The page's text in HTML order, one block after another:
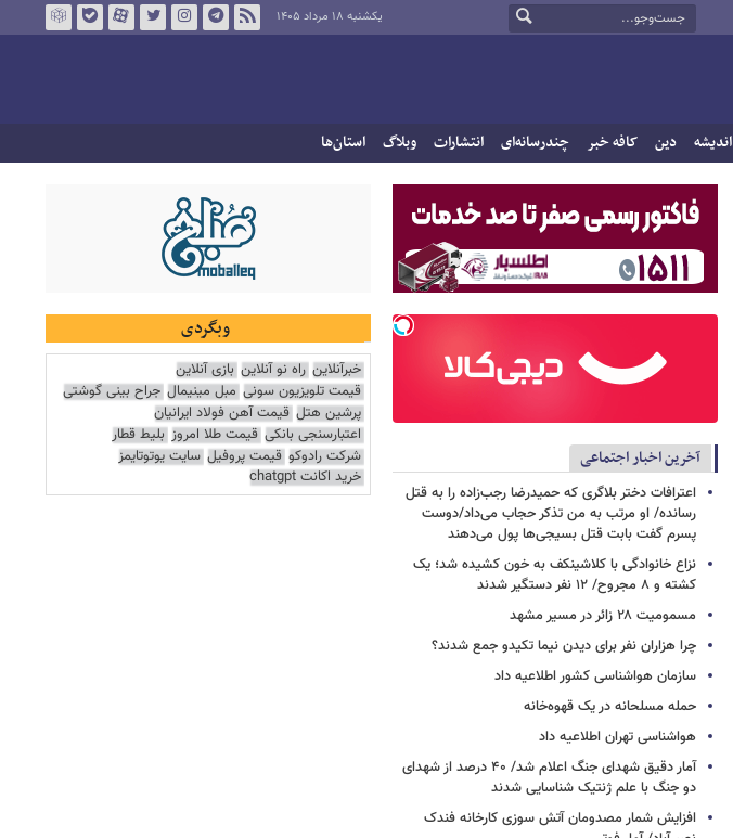
یکشنبه ۱۸ مرداد ۱۴۰۵
اندیشه دین کافه خبر چندرسانه‌ای انتشارات وبلاگ استان‌ها
آخرین اخبار اجتماعی
اعترافات دختر بلاگری که حمیدرضا رجب‌زاده را به قتل
رسانده/ او مرتب به من تذکر حجاب می‌داد/دوست
پسرم گفت بابت قتل بسیجی‌ها پول می‌دهند
نزاع خانوادگی با کلاشینکف به خون کشیده شد؛ یک
کشته و ۸ مجروح/ ۱۲ نفر دستگیر شدند
مسمومیت ۲۸ زائر در مسیر مشهد
چرا هزاران نفر برای دیدن نیما تکیدو جمع شدند؟
سازمان هواشناسی کشور اطلاعیه داد
حمله مسلحانه در یک قهوه‌خانه
هواشناسی تهران اطلاعیه داد
آمار دقیق شهدای جنگ اعلام شد/ ۴۰ درصد از شهدای
دو جنگ با علم ژنتیک شناسایی شدند
افزایش شمار مصدومان آتش سوزی کارخانه فندک
وبگردی
خبرآنلاین راه نو آنلاین بازی آنلاین
قیمت تلویزیون سونی مبل مینیمال جراح بینی گوشتی
پرشین هتل قیمت آهن فولاد ایرانیان
اعتبارسنجی بانکی قیمت طلا امروز بلیط قطار
شرکت رادوکو قیمت پروفیل سایت یوتوتایمز
خرید اکانت chatgpt